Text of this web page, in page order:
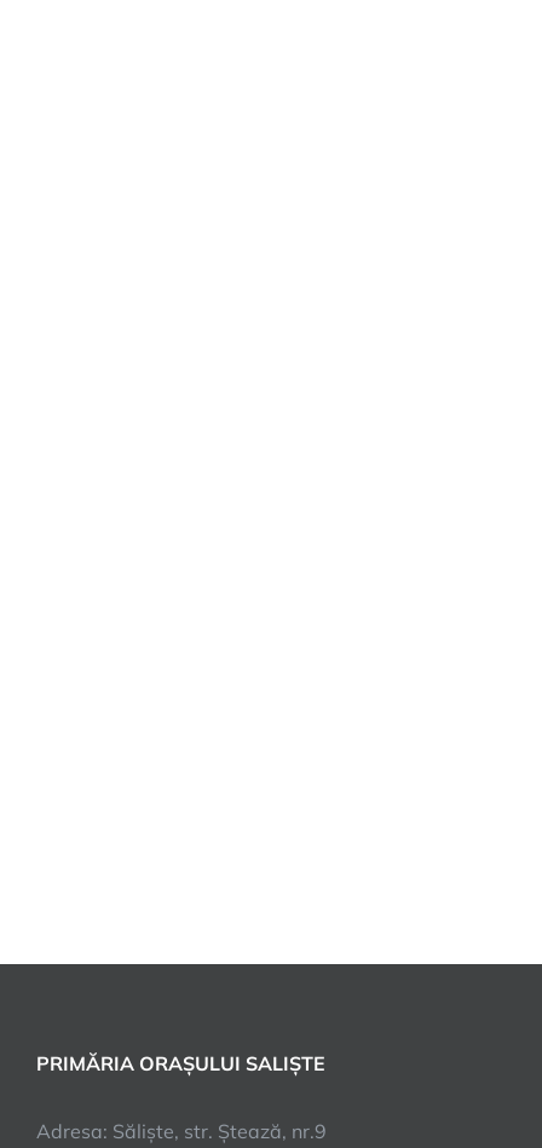
PRIMĂRIA ORAȘULUI SALIȘTE
Adresa: Săliște, str. Ștează, nr.9